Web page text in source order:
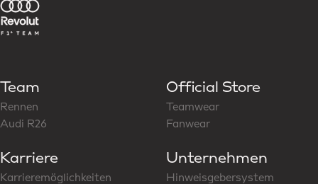
Team
Rennen
Audi R26
Official Store
Teamwear
Fanwear
Karriere
Karrieremöglichkeiten
Unternehmen
Hinweisgebersystem